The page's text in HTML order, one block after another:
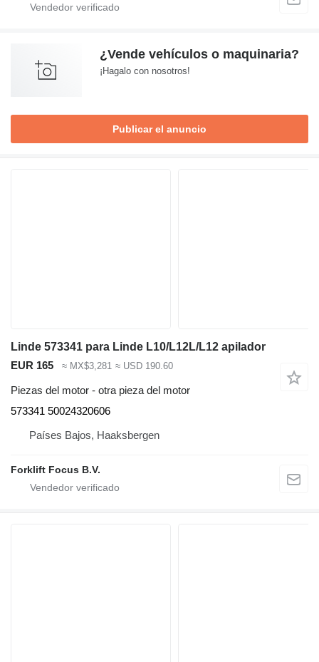
¿Vende vehículos o maquinaria?
¡Hagalo con nosotros!
Publicar el anuncio
Linde 573341 para Linde L10/L12L/L12 apilador
EUR 165
≈ MX$3,281 ≈ USD 190.60
Piezas del motor - otra pieza del motor
573341 50024320606
Países Bajos, Haaksbergen
Forklift Focus B.V.